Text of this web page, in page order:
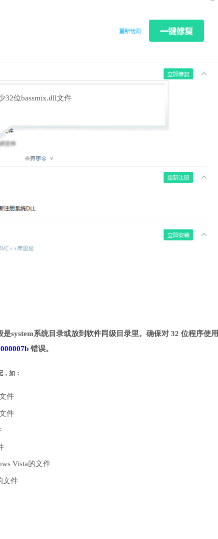
32位bassmix.dll文件
system系统目录或放到软件同级目录里。确保对 32 位程序使用
错误。
如：
件
件
Vista的文件
文件